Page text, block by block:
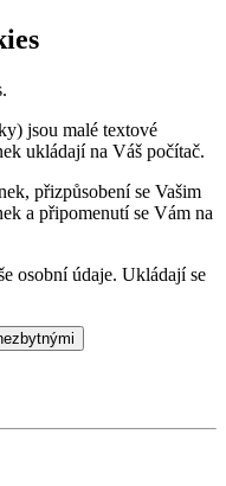
jsou malé textové
ukládají na Váš počítač.
přizpůsobení se Vašim
a připomenutí se Vám na
osobní údaje. Ukládají se